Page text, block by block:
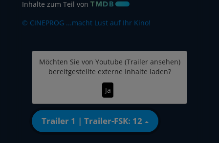
Inhalte zum Teil von
© CINEPROG ...macht Lust auf Ihr Kino!
Möchten Sie von Youtube (Trailer ansehen)
bereitgestellte externe Inhalte laden?
Ja
Trailer 1 | Trailer-FSK: 12